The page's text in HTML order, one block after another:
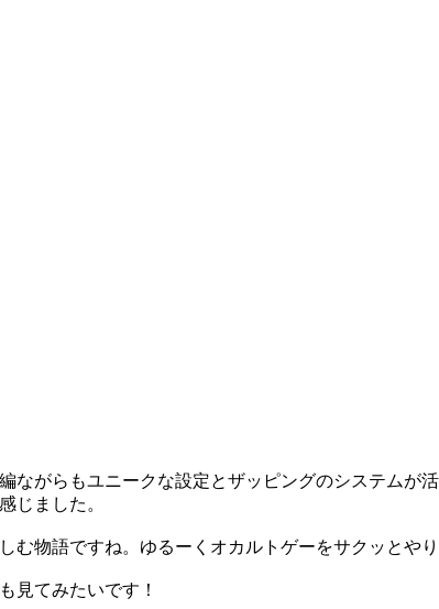
がらもユニークな設定とザッピングのシステムが
じました。
物語ですね。ゆるーくオカルトゲーをサクッとや
見てみたいです！